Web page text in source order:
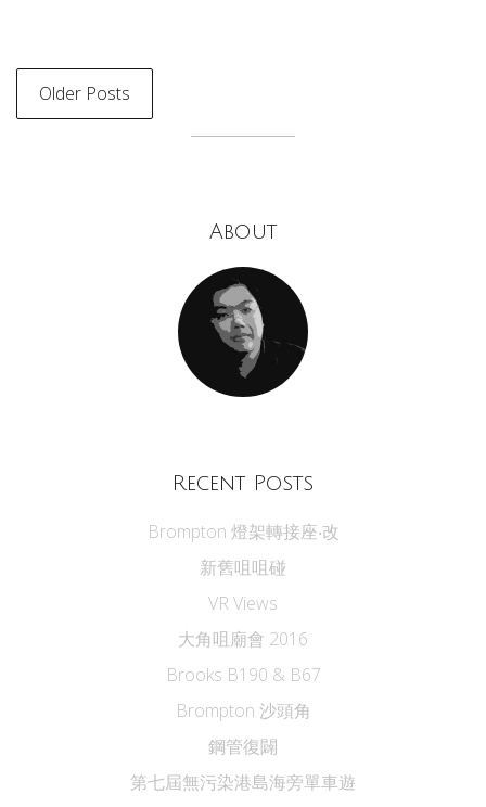
Older Posts
About
Recent Posts
Brompton 燈架轉接座‧改
新舊咀咀碰
VR Views
大角咀廟會 2016
Brooks B190 & B67
Brompton 沙頭角
鋼管復闢
第七屆無污染港島海旁單車遊